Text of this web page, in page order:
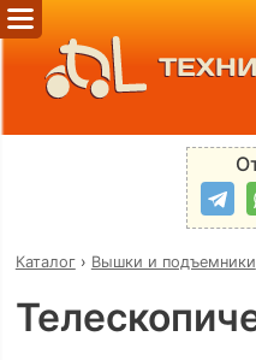
Каталог› Вышки и подъемники